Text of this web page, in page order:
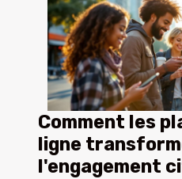
Comment les
ligne
l'engagement